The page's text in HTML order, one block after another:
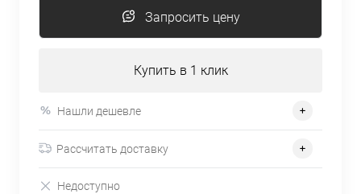
Запросить цену
Купить в 1 клик
Нашли дешевле
Рассчитать доставку
Недоступно